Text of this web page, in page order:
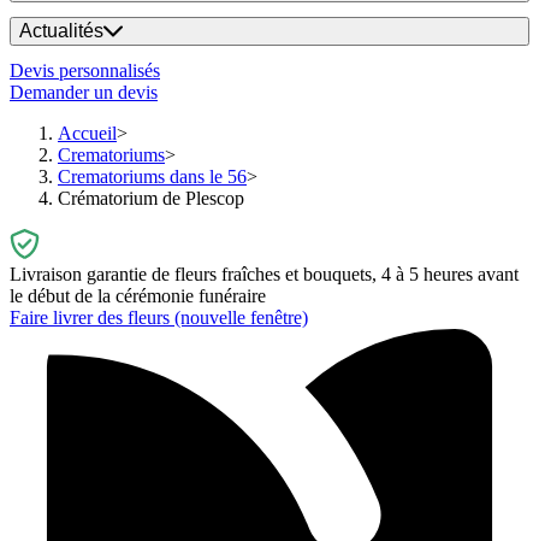
Actualités
Devis personnalisés
Demander un devis
Accueil
Crematoriums
Crematoriums dans le 56
Crématorium de Plescop
Livraison garantie de fleurs fraîches et bouquets, 4 à 5 heures avant
le début de la cérémonie funéraire
Faire livrer des fleurs (nouvelle fenêtre)